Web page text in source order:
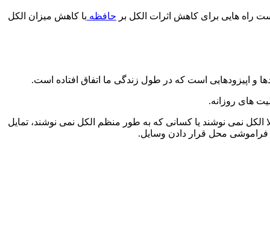
راه هایی برای کاهش اثرات الکل بر حافظه با کاهش میزان الکل
و اپیزودهایی است که در طول زندگی ما اتفاق افتاده است.
های روزانه.
نمی نوشند یا کسانی که به طور منظم الکل نمی نوشند، تمایل
فراموشی محل قرار دادن وسایل.